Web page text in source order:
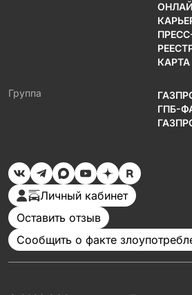
Группа
ГПБ-
Личный кабинет
Оставить отзыв
Сообщить о факте